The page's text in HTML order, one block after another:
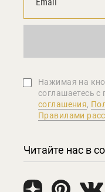
Нажимая на
соглашаетеcь с
соглашения,
Правилами
Читайте нас в